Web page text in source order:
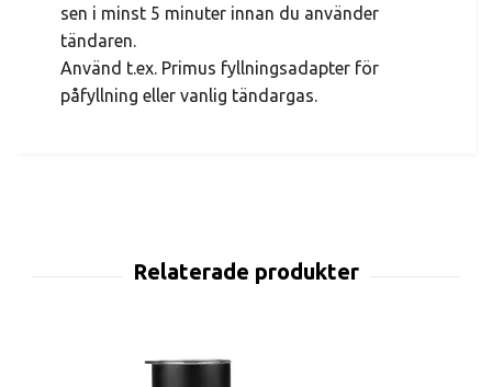
sen i minst 5 minuter innan du använder
tändaren.
Använd t.ex. Primus fyllningsadapter för
påfyllning eller vanlig tändargas.